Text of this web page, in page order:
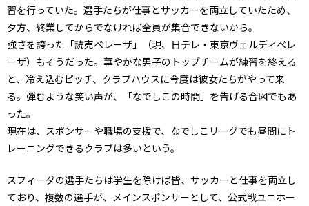
習を行っていた。選手たちが仕事とサッカーを両立していたため、
夕方、終業してからでなければ全員が集合できないから。
強さを誇った「読売ベレーザ」（現、日テレ・東京ヴェルディベレ
ーザ）もそうだった。華やかな男子のトップチームが練習を終える
と、冷え込むピッチ、クラブハウスに今度は彼女たちがやって来
る。弾むような笑い声が、「なでしこの時間」を告げる合図でもあ
った。
現在は、スポンサーや職場の支援で、なでしこリーグでも昼間にト
レーニングできるクラブは多いという。
スフィーダの選手たちは学生を除けば皆、サッカーと仕事を両立し
ており、複数の選手が、メインスポンサーとして、公式戦ユニホー